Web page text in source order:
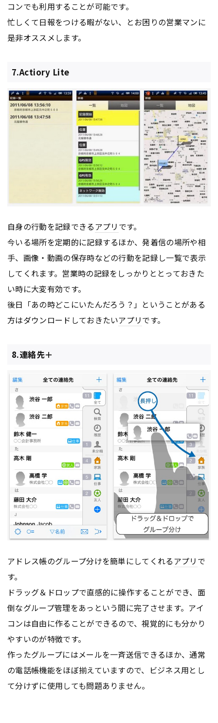
コンでも利用することが可能です。
忙しくて日報をつける暇がない、とお困りの営業マンに
是非オススメします。
7.Actiory Lite
自身の行動を記録できるアプリ です。
今いる場所を定期的に記録するほか、発着信の場所や相
手、画像・動画の保存時などの行動を記録し一覧で表示
してくれます。営業時の記録をしっかりととっておきた
い時に大変有効です。
後日「あの時どこにいたんだろう？」ということがある
方はダウンロードしておきたいアプリです。
8.連絡先＋
アドレス帳のグループ分けを簡単にしてくれるアプリ で
す。
ドラッグ＆ドロップで直感的に操作することができ、面
倒なグループ管理をあっという間に完了させます。アイ
コンは自由に作ることができるので、視覚的にも分かり
やすいのが特徴です。
作ったグループにはメールを一斉送信できるほか、通常
の電話帳機能をほぼ揃えていますので、ビジネス用とし
て分けずに使用しても問題ありません。